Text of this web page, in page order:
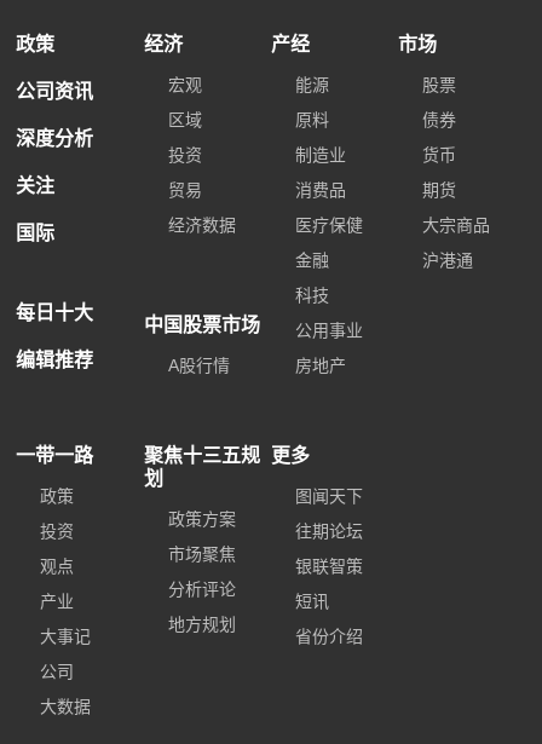
政策
公司资讯
深度分析
关注
国际
每日十大
编辑推荐
经济
宏观
区域
投资
贸易
经济数据
中国股票市场
A股行情
产经
能源
原料
制造业
消费品
医疗保健
金融
科技
公用事业
房地产
市场
股票
债券
货币
期货
大宗商品
沪港通
一带一路
政策
投资
观点
产业
大事记
公司
大数据
聚焦十三五规
划
政策方案
市场聚焦
分析评论
地方规划
更多
图闻天下
往期论坛
银联智策
短讯
省份介绍